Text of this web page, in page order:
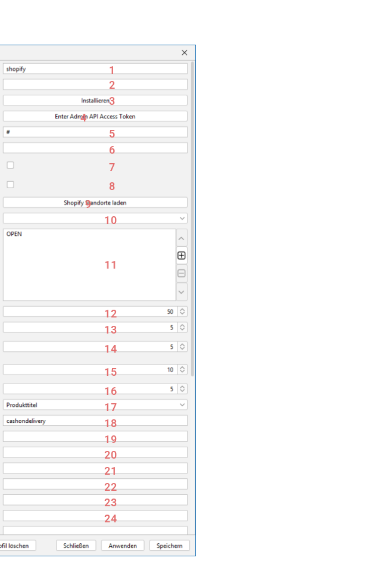
1
2
3
4
5
6
7
8
9
10
11
12
13
14
15
16
17
18
19
20
21
22
23
24